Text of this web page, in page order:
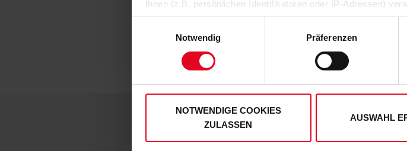
Ihnen (z.B. persönlichen Identifikatoren oder IP-Adressen)
zulassen“-Button stimmen Sie der Speicherung aller
personenbezogenen Daten für die unten jeweils angegebene
Soweit Sie „Notwendige Cookies“ auswählen, werden nur
Notwendig
Präferenzen
NOTWENDIGE COOKIES
ZULASSEN
AUSWAHL
DEINE VORTEILE